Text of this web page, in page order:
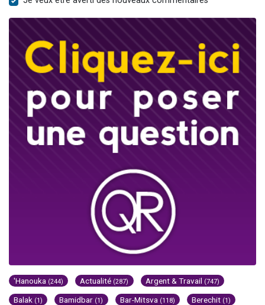
'Hanouka (244) Actualité (287) Argent & Travail (747)
Balak (1) Bamidbar (1) Bar-Mitsva (118) Berechit (1)